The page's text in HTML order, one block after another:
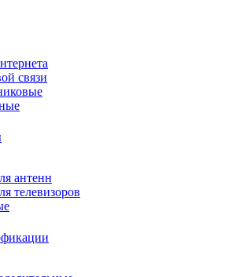
связи
антенн
телевизоров